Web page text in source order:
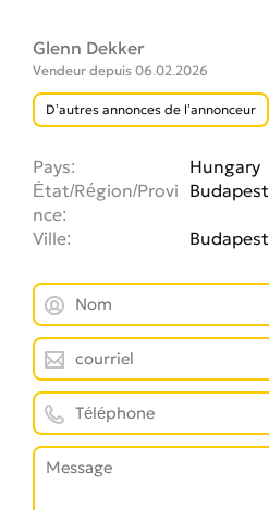
Glenn Dekker
Vendeur depuis 06.02.2026
D’autres annonces de l’annonceur
Pays
Hungary
État/Région/Provi
nce
Budapest
Ville Budapest